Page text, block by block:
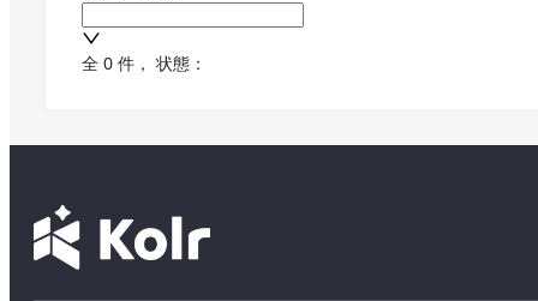
全 0 件 ， 状態：